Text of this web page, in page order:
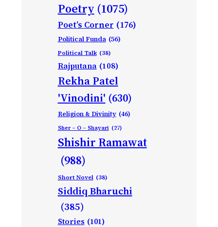
Poetry (1075)
Poet’s Corner (176)
Political Funda (56)
Political Talk (38)
Rajputana (108)
Rekha Patel
'Vinodini' (630)
Religion & Divinity (46)
Sher – O – Shayari (27)
Shishir Ramawat
(988)
Short Novel (38)
Siddiq Bharuchi
(385)
Stories (101)